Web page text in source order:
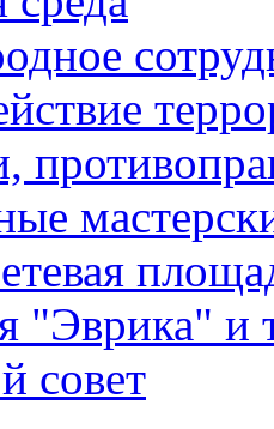
"Эврика" и
совет